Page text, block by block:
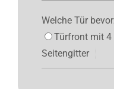
Welche Tür
Türfront mit 4
Seitengitter